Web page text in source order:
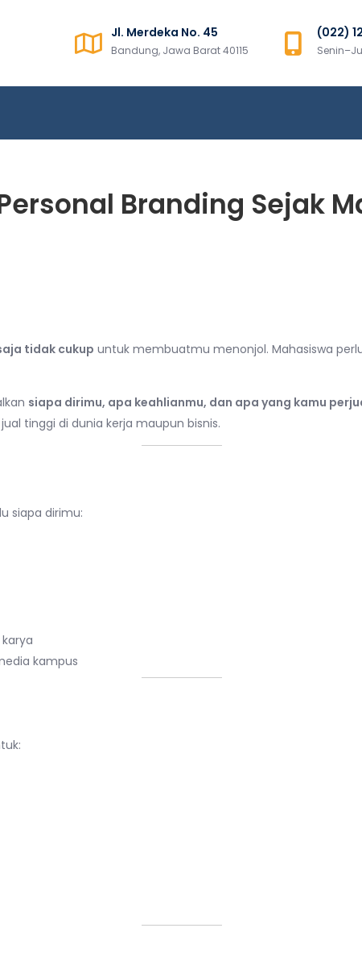
Sumatera
Jl. Merdeka No. 45
Bandung, Jawa Barat 40115
(022)
Branding Sejak
tidak cukup untuk membuatmu menonjol. Mahasiswa
siapa dirimu, apa keahlianmu, dan apa yang kamu
tinggi di dunia kerja maupun bisnis.
siapa dirimu:
kampus